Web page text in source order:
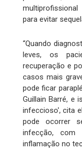
para evitar
“Quando
leves, os
recuperação e
casos mais
pode ficar
Guillain Barré, e
infeccioso', cita
pode ocorrer
infecção, com
inflamação no